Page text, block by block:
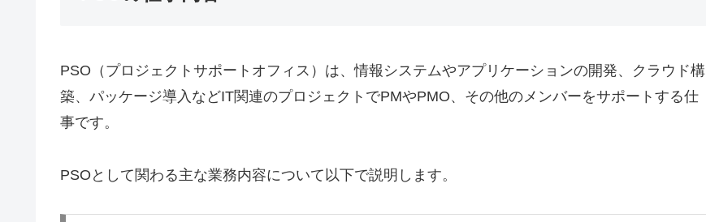
PSO（プロジェクトサポートオフィス）は、情報システムやアプリケーションの開発、クラウド構
築、パッケージ導入などIT関連のプロジェクトでPMやPMO、その他のメンバーをサポートする仕
事です。
PSOとして関わる主な業務内容について以下で説明します。